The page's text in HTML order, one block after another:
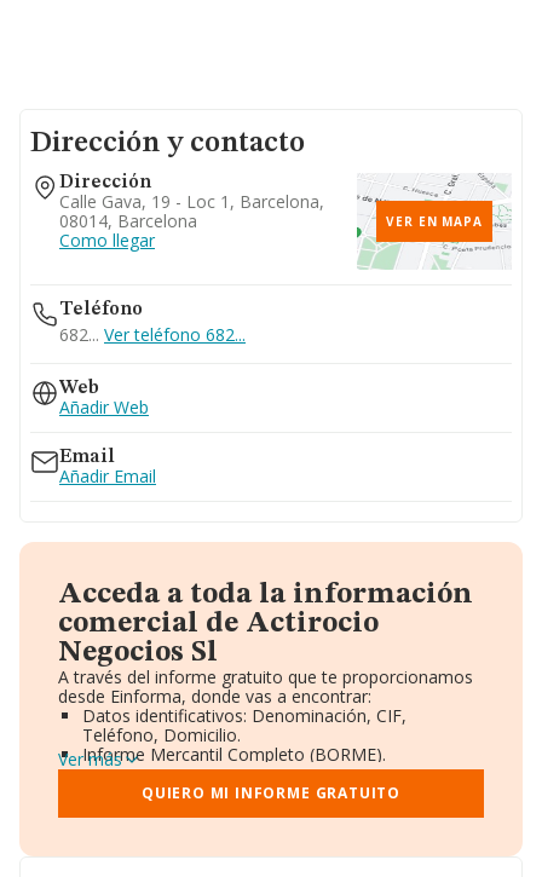
Dirección y contacto
Dirección
Calle Gava, 19 - Loc 1, Barcelona,
08014, Barcelona
Como llegar
VER EN MAPA
Teléfono
682... Ver teléfono 682...
Web
Añadir Web
Email
Añadir Email
Acceda a toda la información
comercial de Actirocio
Negocios Sl
A través del informe gratuito que te proporcionamos
desde Einforma, donde vas a encontrar:
Datos identificativos: Denominación, CIF,
Teléfono, Domicilio.
Informe Mercantil Completo (BORME).
Gráficos de Evolución Ventas y Empleados.
Consejo de Administración y Administradores.
Directivos y Ejecutivos.
Ver más
QUIERO MI INFORME GRATUITO